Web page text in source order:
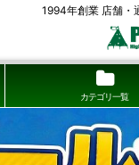
1994年創業 店舗・
カテゴリ一覧